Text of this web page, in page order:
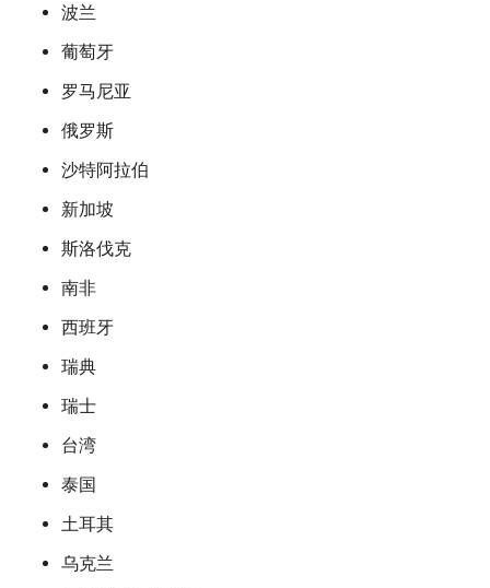
波兰
葡萄牙
罗马尼亚
俄罗斯
沙特阿拉伯
新加坡
斯洛伐克
南非
西班牙
瑞典
瑞士
台湾
泰国
土耳其
乌克兰